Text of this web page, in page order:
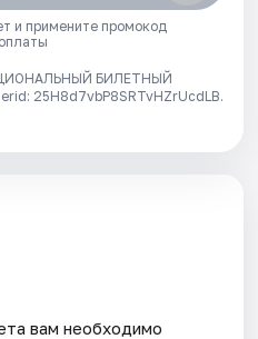
и примените промокод
БИЛЕТНЫЙ
25H8d7vbP8SRTvHZrUcdLB.
вам необходимо